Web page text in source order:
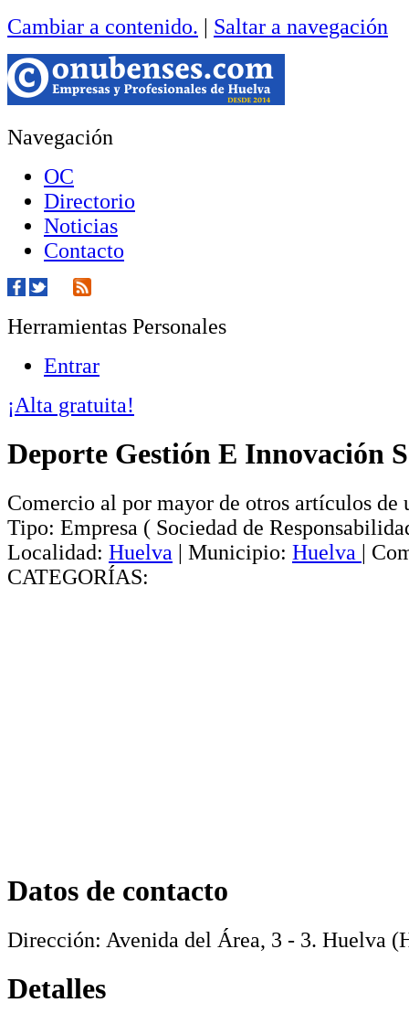
Cambiar a contenido. | Saltar a navegación
Navegación
OC
Directorio
Noticias
Contacto
Herramientas Personales
Entrar
¡Alta gratuita!
Deporte Gestión E Innovación
Comercio al por mayor de otros artículos de
Tipo: Empresa ( Sociedad de
Localidad: Huelva | Municipio: Huelva |
CATEGORÍAS:
Datos de contacto
Dirección: Avenida del Área, 3 - 3. Huelva
Detalles